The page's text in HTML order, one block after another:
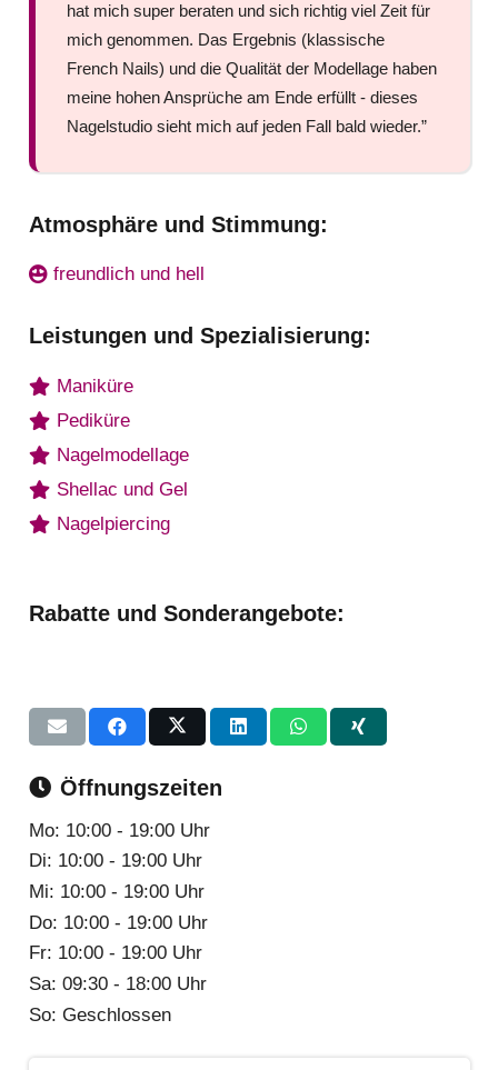
hat mich super beraten und sich richtig viel Zeit für
mich genommen. Das Ergebnis (klassische
French Nails) und die Qualität der Modellage haben
meine hohen Ansprüche am Ende erfüllt - dieses
Nagelstudio sieht mich auf jeden Fall bald wieder.”
Atmosphäre und Stimmung:
freundlich und hell
Leistungen und Spezialisierung:
Maniküre
Pediküre
Nagelmodellage
Shellac und Gel
Nagelpiercing
Rabatte und Sonderangebote:
Öffnungszeiten
Mo: 10:00 - 19:00 Uhr
Di: 10:00 - 19:00 Uhr
Mi: 10:00 - 19:00 Uhr
Do: 10:00 - 19:00 Uhr
Fr: 10:00 - 19:00 Uhr
Sa: 09:30 - 18:00 Uhr
So: Geschlossen